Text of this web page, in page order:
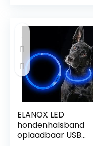
ELANOX LED
hondenhalsband
oplaadbaar USB